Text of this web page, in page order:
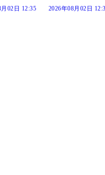
2026年08月02日 12:30 2026年